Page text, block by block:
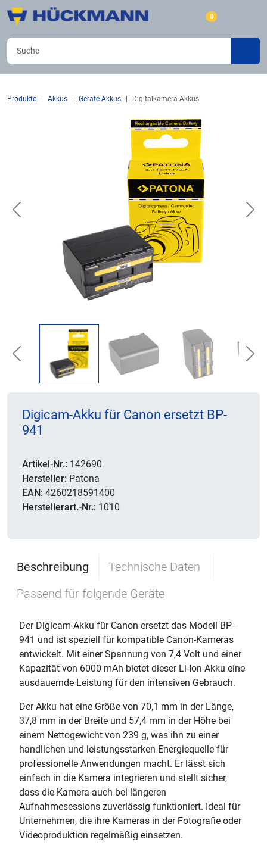
0
Produkte Akkus Geräte-Akkus Digitalkamera-Akkus
Previous
Previous
Digicam-Akku für Canon ersetzt BP-
941
Artikel-Nr.: 142690
Hersteller: Patona
EAN: 4260218591400
Herstellerart.-Nr.: 1010
Beschreibung
Technische Daten
Passend für folgende Geräte
Der Digicam-Akku für Canon ersetzt das Modell BP-
941 und ist speziell für kompatible Canon-Kameras
entwickelt. Mit einer Spannung von 7,4 Volt und einer
Kapazität von 6000 mAh bietet dieser Li-Ion-Akku eine
ausdauernde Leistung für den intensiven Gebrauch.
Der Akku hat eine Größe von 70,1 mm in der Länge,
37,8 mm in der Breite und 57,4 mm in der Höhe bei
einem Nettogewicht von 239 g, was ihn zu einer
handlichen und leistungsstarken Energiequelle für
professionelle Anwendungen macht. Er lässt sich
einfach in die Kamera integrieren und stellt sicher,
dass die Kamera auch bei längeren
Aufnahmesessions zuverlässig funktioniert. Ideal für
Unternehmen, die ihre Kameras in der Fotografie oder
Videoproduktion regelmäßig einsetzen.